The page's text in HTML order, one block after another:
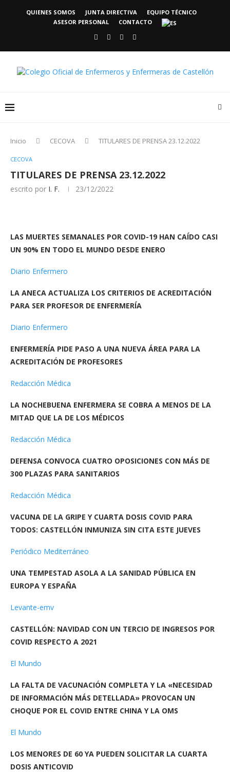
QUIENES SOMOS JUNTA DIRECTIVA
EQUIPO TÉCNICO
ASESOR PERSONAL
CONTACTO
Inicio CECOVA TITULARES DE PRENSA 23.12.2022
CECOVA
TITULARES DE PRENSA 23.12.2022
escrito por I. F. 23/12/2022
LAS MUERTES SEMANALES POR COVID-19 HAN CAÍDO CASI
UN 90% EN TODO EL MUNDO DESDE ENERO
Diario Enfermero
LA ANECA ACTUALIZA LOS CRITERIOS DE ACREDITACIÓN
PARA SER PROFESOR DE ENFERMERÍA
Diario Enfermero
ENFERMERÍA PIDE PASO A UNA NUEVA ÁREA PARA LA
ACREDITACIÓN DE PROFESORES
Redacción Médica
LA NOCHEBUENA ENFERMERA SE COBRA A MENOS DE LA
MITAD QUE LA DE LOS MÉDICOS
Redacción Médica
DEFENSA CONVOCA CUATRO OPOSICIONES CON MÁS DE
300 PLAZAS PARA SANITARIOS
Redacción Médica
VACUNA DE LA GRIPE Y CUARTA DOSIS COVID PARA
TODOS: CASTELLÓN INMUNIZA SIN CITA ESTE JUEVES
Periódico Mediterráneo
UNA TEMPESTAD ASOLA A LA SANIDAD PÚBLICA EN
EUROPA Y ESPAÑA
Levante-emv
CASTELLÓN: NAVIDAD CON UN TERCIO DE INGRESOS POR
COVID RESPECTO A 2021
El Mundo
LA FALTA DE VACUNACIÓN COMPLETA Y LA «NECESIDAD
DE INFORMACIÓN MÁS DETELLADA» PROVOCAN UN
CHOQUE POR EL COVID ENTRE CHINA Y LA OMS
El Mundo
LOS MENORES DE 60 YA PUEDEN SOLICITAR LA CUARTA
DOSIS ANTICOVID